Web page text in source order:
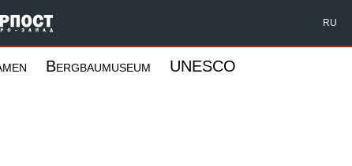
Форпост Северо-Запад RU
Bergbaumuseum UNESCO